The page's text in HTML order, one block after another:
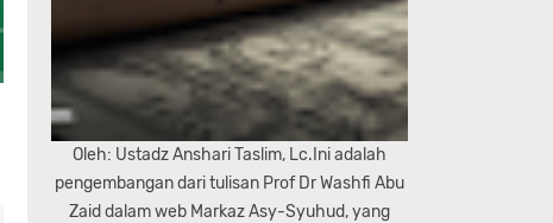
Oleh: Ustadz Anshari Taslim, Lc.Ini adalah
pengembangan dari tulisan Prof Dr Washfi Abu
Zaid dalam web Markaz Asy-Syuhud, yang